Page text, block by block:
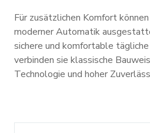
Für zusätzlichen Komfort
moderner Automatik
sichere und komfortable
verbinden sie klassische
Technologie und hoher